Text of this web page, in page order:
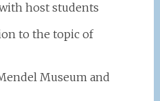
host students
to the topic of
Museum and